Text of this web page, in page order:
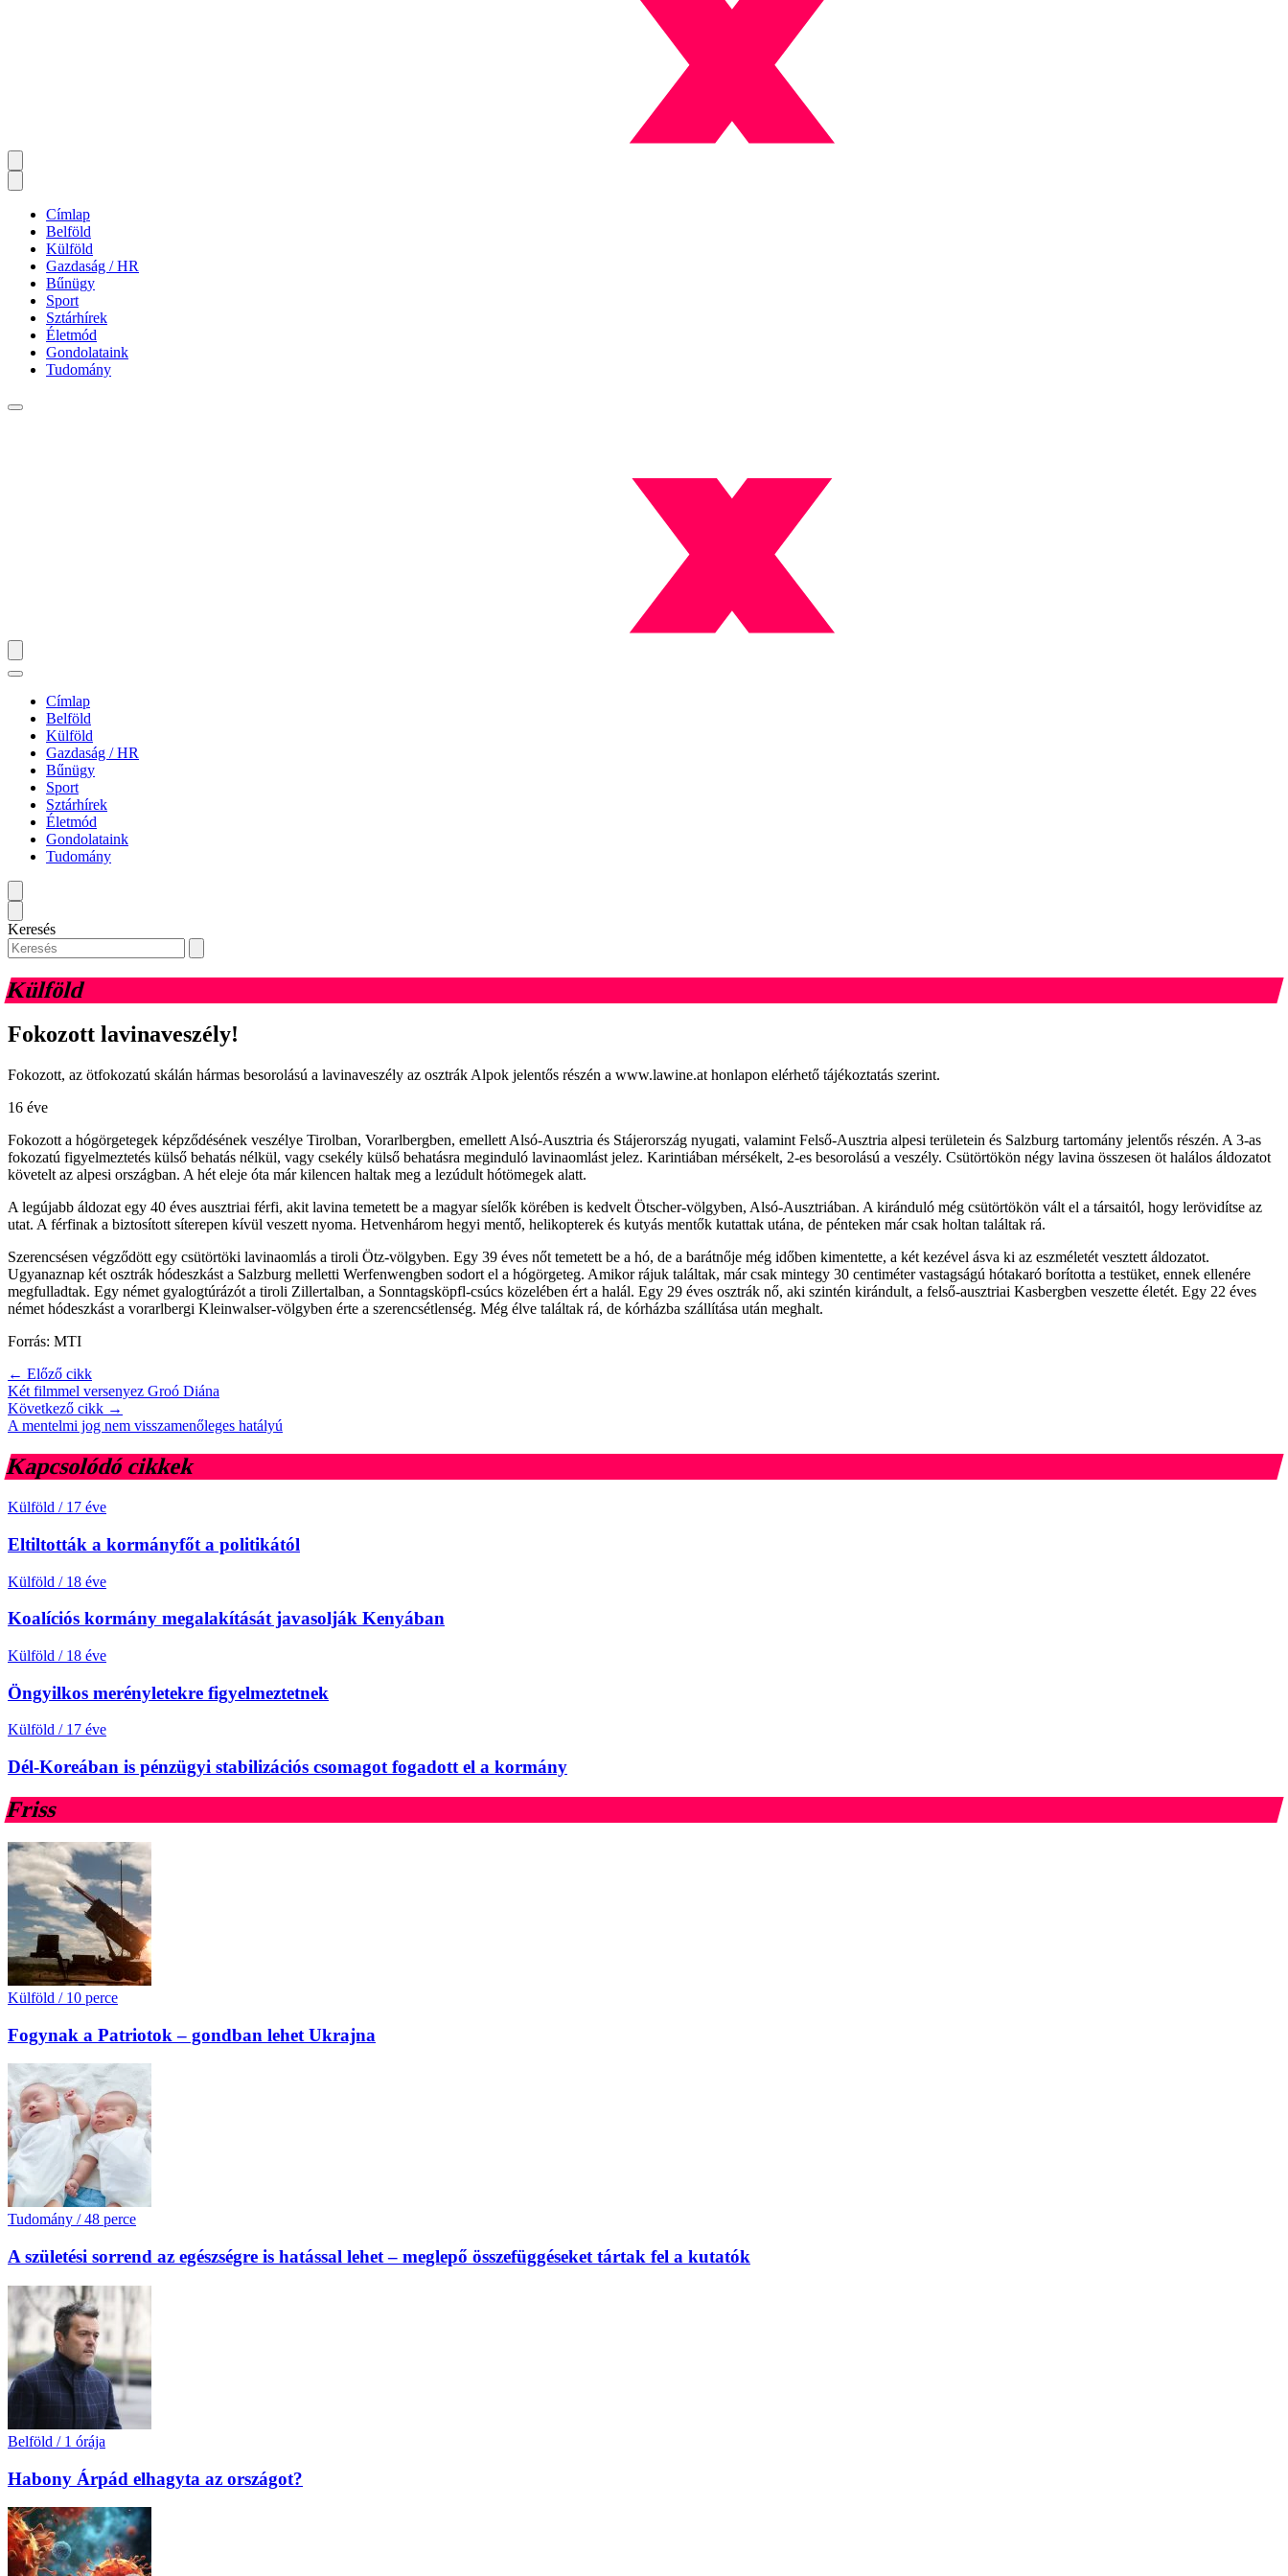
Címlap
Belföld
Külföld
Gazdaság / HR
Bűnügy
Sport
Sztárhírek
Életmód
Gondolataink
Tudomány
Címlap
Belföld
Külföld
Gazdaság / HR
Bűnügy
Sport
Sztárhírek
Életmód
Gondolataink
Tudomány
Keresés
Külföld
Fokozott lavinaveszély!
Fokozott, az ötfokozatú skálán hármas besorolású a lavinaveszély az osztrák Alpok jelentős részén a www.lawine.at honlapon elérhető tájékoztatás szerint.
16 éve
Fokozott a hógörgetegek képződésének veszélye Tirolban, Vorarlbergben, emellett Alsó-Ausztria és Stájerország nyugati, valamint Felső-Ausztria alpesi területein és Salzburg tartomány jelentős részén. A 3-as
fokozatú figyelmeztetés külső behatás nélkül, vagy csekély külső behatásra meginduló lavinaomlást jelez. Karintiában mérsékelt, 2-es besorolású a veszély. Csütörtökön négy lavina összesen öt halálos áldozatot
követelt az alpesi országban. A hét eleje óta már kilencen haltak meg a lezúdult hótömegek alatt.
A legújabb áldozat egy 40 éves ausztriai férfi, akit lavina temetett be a magyar síelők körében is kedvelt Ötscher-völgyben, Alsó-Ausztriában. A kiránduló még csütörtökön vált el a társaitól, hogy lerövidítse az
utat. A férfinak a biztosított síterepen kívül veszett nyoma. Hetvenhárom hegyi mentő, helikopterek és kutyás mentők kutattak utána, de pénteken már csak holtan találtak rá.
Szerencsésen végződött egy csütörtöki lavinaomlás a tiroli Ötz-völgyben. Egy 39 éves nőt temetett be a hó, de a barátnője még időben kimentette, a két kezével ásva ki az eszméletét vesztett áldozatot.
Ugyanaznap két osztrák hódeszkást a Salzburg melletti Werfenwengben sodort el a hógörgeteg. Amikor rájuk találtak, már csak mintegy 30 centiméter vastagságú hótakaró borította a testüket, ennek ellenére
megfulladtak. Egy német gyalogtúrázót a tiroli Zillertalban, a Sonntagsköpfl-csúcs közelében ért a halál. Egy 29 éves osztrák nő, aki szintén kirándult, a felső-ausztriai Kasbergben veszette életét. Egy 22 éves
német hódeszkást a vorarlbergi Kleinwalser-völgyben érte a szerencsétlenség. Még élve találtak rá, de kórházba szállítása után meghalt.
Forrás: MTI
← Előző cikk
Két filmmel versenyez Groó Diána
Következő cikk →
A mentelmi jog nem visszamenőleges hatályú
Kapcsolódó cikkek
Külföld / 17 éve
Eltiltották a kormányfőt a politikától
Külföld / 18 éve
Koalíciós kormány megalakítását javasolják Kenyában
Külföld / 18 éve
Öngyilkos merényletekre figyelmeztetnek
Külföld / 17 éve
Dél-Koreában is pénzügyi stabilizációs csomagot fogadott el a kormány
Friss
Külföld / 10 perce
Fogynak a Patriotok – gondban lehet Ukrajna
Tudomány / 48 perce
A születési sorrend az egészségre is hatással lehet – meglepő összefüggéseket tártak fel a kutatók
Belföld / 1 órája
Habony Árpád elhagyta az országot?